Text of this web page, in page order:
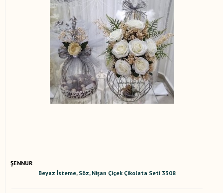
ŞENNUR
Beyaz İsteme, Söz, Nişan Çiçek Çikolata Seti 3308